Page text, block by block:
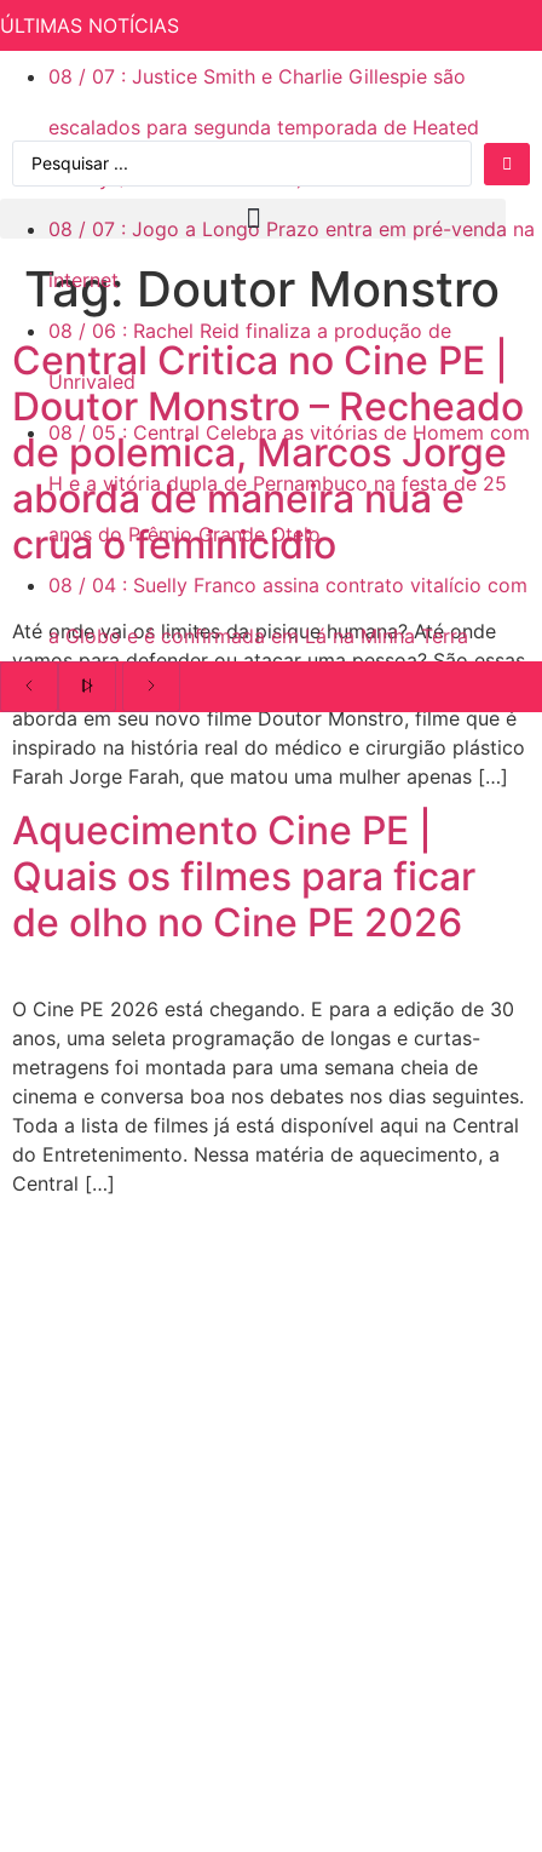
ÚLTIMAS NOTÍCIAS
08 / 07 : Justice Smith e Charlie Gillespie são
escalados para segunda temporada de Heated
Rivalry (Rivalidade Ardente)
08 / 07 : Jogo a Longo Prazo entra em pré-venda na
internet
08 / 06 : Rachel Reid finaliza a produção de
Unrivaled
08 / 05 : Central Celebra as vitórias de Homem com
H e a vitória dupla de Pernambuco na festa de 25
anos do Prêmio Grande Otelo
08 / 04 : Suelly Franco assina contrato vitalício com
a Globo e é confirmada em Lá na Minha Terra
Tag: Doutor Monstro
Central Critica no Cine PE |
Doutor Monstro – Recheado
de polemica, Marcos Jorge
aborda de maneira nua e
crua o feminicidio
Até onde vai os limites da pisique humana? Até onde
vamos para defender ou atacar uma pessoa? São essas
as questões que o diretor e roteirista Marcos Jorge
aborda em seu novo filme Doutor Monstro, filme que é
inspirado na história real do médico e cirurgião plástico
Farah Jorge Farah, que matou uma mulher apenas […]
Aquecimento Cine PE |
Quais os filmes para ficar
de olho no Cine PE 2026
O Cine PE 2026 está chegando. E para a edição de 30
anos, uma seleta programação de longas e curtas-
metragens foi montada para uma semana cheia de
cinema e conversa boa nos debates nos dias seguintes.
Toda a lista de filmes já está disponível aqui na Central
do Entretenimento. Nessa matéria de aquecimento, a
Central […]